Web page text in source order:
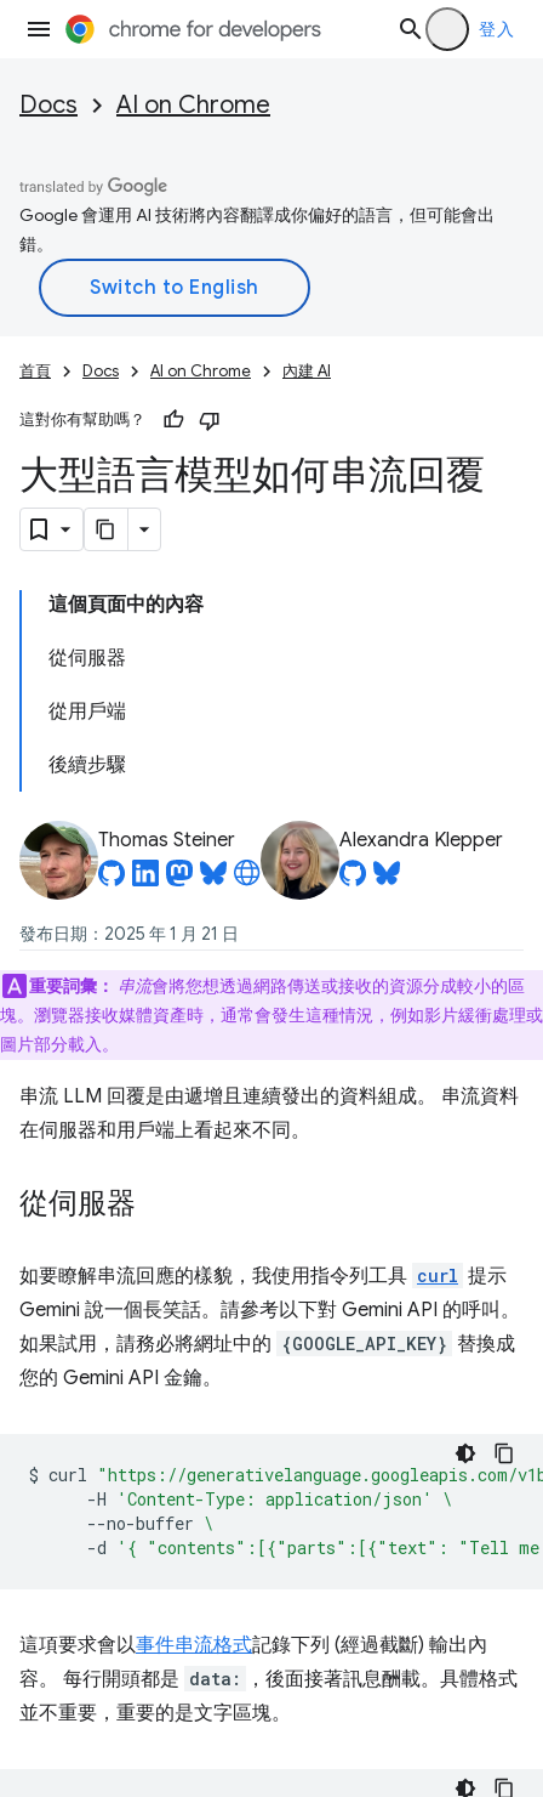
登入
Docs AI on Chrome
Google 會運用 AI 技術將內容翻譯成你偏好的語言，但可能會出
錯。
首頁 Docs AI on Chrome 內建 AI
這對你有幫助嗎？
大型語言模型如何串流回覆
這個頁面中的內容
從伺服器
從用戶端
後續步驟
Thomas Steiner Alexandra Klepper
發布日期：2025 年 1 月 21 日
重要詞彙： 串流會將您想透過網路傳送或接收的資源分成較小的區
塊。瀏覽器接收媒體資產時，通常會發生這種情況，例如影片緩衝處理或
圖片部分載入。
串流 LLM 回覆是由遞增且連續發出的資料組成。 串流資料
在伺服器和用戶端上看起來不同。
從伺服器
如要瞭解串流回應的樣貌，我使用指令列工具 curl 提示
Gemini 說一個長笑話。請參考以下對 Gemini API 的呼叫。
如果試用，請務必將網址中的 {GOOGLE_API_KEY} 替換成
您的 Gemini API 金鑰。
$ curl "https://generativelanguage.googleapis.com/
-H
'Content-Type: application/json'
\
--no-buffer \
-d
'{ "contents":[{"parts":[{"text": "Tell
這項要求會以事件串流格式記錄下列 (經過截斷) 輸出內
容。 每行開頭都是 data:
，後面接著訊息酬載。具體格式
並不重要，重要的是文字區塊。